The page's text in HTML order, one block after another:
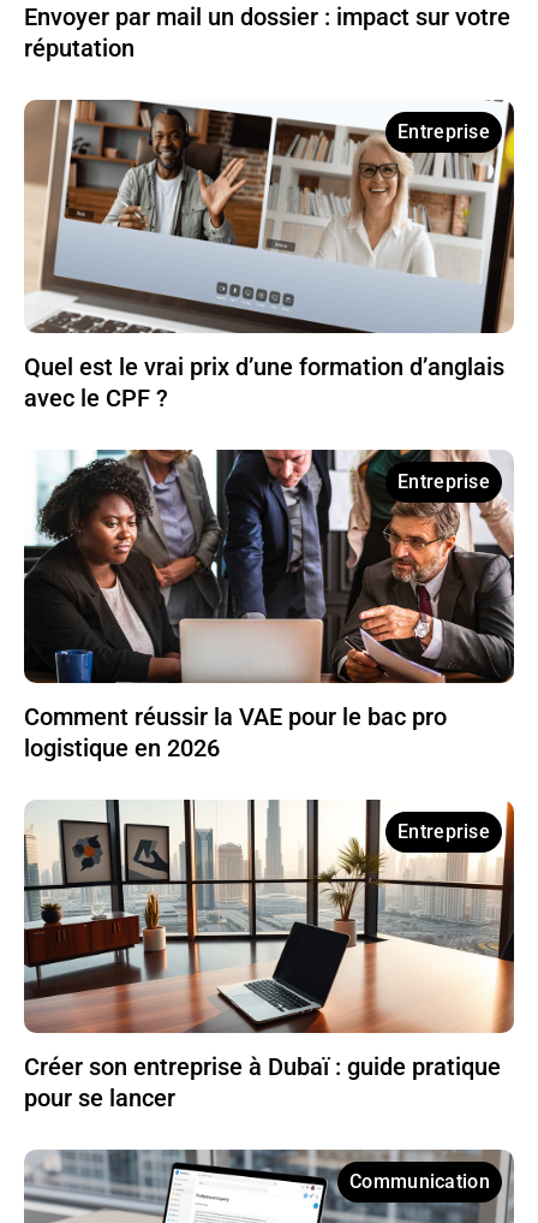
Envoyer par mail un dossier : impact sur votre
réputation
Entreprise
Quel est le vrai prix d’une formation d’anglais
avec le CPF ?
Entreprise
Comment réussir la VAE pour le bac pro
logistique en 2026
Entreprise
Créer son entreprise à Dubaï : guide pratique
pour se lancer
Communication